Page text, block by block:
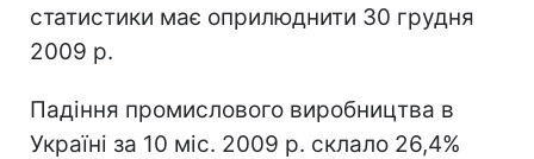
статистики має оприлюднити 30 грудня
2009 р.
Падіння промислового виробництва в
Україні за 10 міс. 2009 р. склало 26,4%